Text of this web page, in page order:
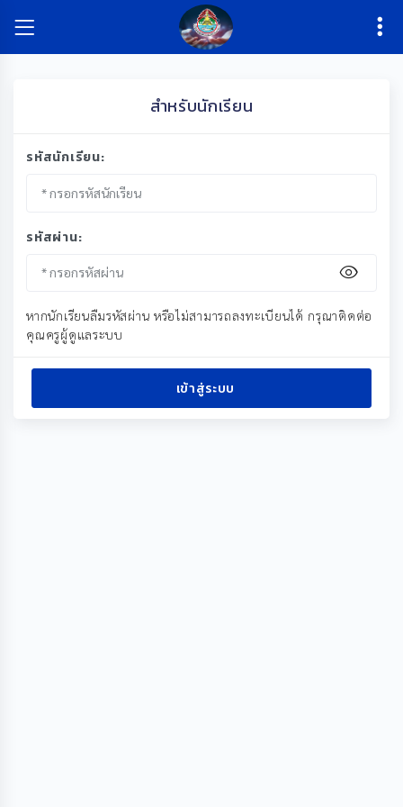
สำหรับนักเรียน
รหัสนักเรียน:
รหัสผ่าน:
หากนักเรียนลืมรหัสผ่าน หรือไม่สามารถลงทะเบียนได้ กรุณาติดต่อ
คุณครูผู้ดูแลระบบ
เข้าสู่ระบบ